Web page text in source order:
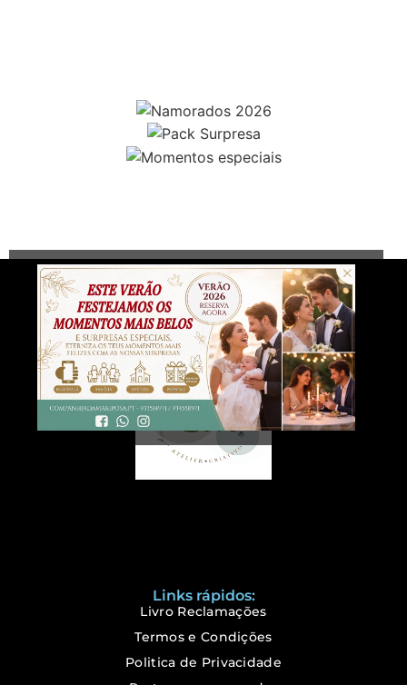
Links rápidos:
Livro Reclamações
Termos e Condições
Politica de Privacidade